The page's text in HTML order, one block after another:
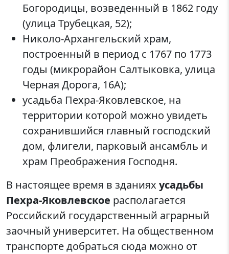
Богородицы, возведенный в 1862 году
(улица Трубецкая, 52);
Николо-Архангельский храм,
построенный в период с 1767 по 1773
годы (микрорайон Салтыковка, улица
Черная Дорога, 16А);
усадьба Пехра-Яковлевское, на
территории которой можно увидеть
сохранившийся главный господский
дом, флигели, парковый ансамбль и
храм Преображения Господня.
В настоящее время в зданиях усадьбы
Пехра-Яковлевское располагается
Российский государственный аграрный
заочный университет. На общественном
транспорте добраться сюда можно от